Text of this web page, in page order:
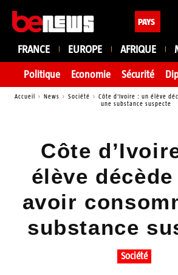
PAYS
FRANCE EUROPE AFRIQUE
Politique Economie Sécurité
Accueil News Société
Côte d'Ivoire : un élève
une substance suspecte
Côte
élève
avoir
substance
Société